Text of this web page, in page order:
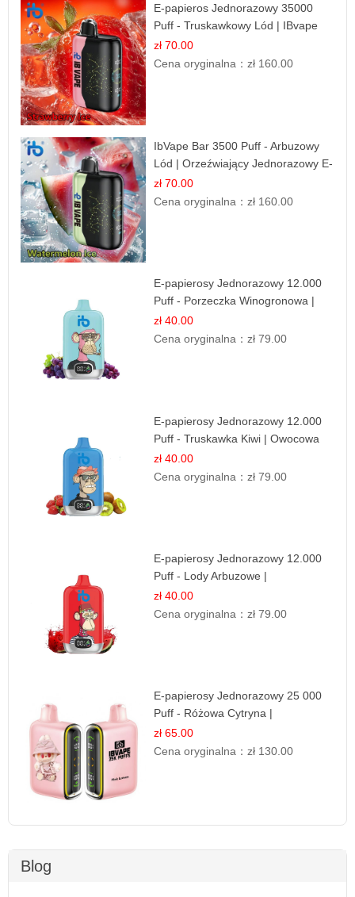
E-papieros Jednorazowy 35000
Puff - Truskawkowy Lód | IBvape
zł 70.00
Cena oryginalna：zł 160.00
IbVape Bar 3500 Puff - Arbuzowy
Lód | Orzeźwiający Jednorazowy E-
papieros
zł 70.00
Cena oryginalna：zł 160.00
E-papierosy Jednorazowy 12.000
Puff - Porzeczka Winogronowa |
Owocowa Moc
zł 40.00
Cena oryginalna：zł 79.00
E-papierosy Jednorazowy 12.000
Puff - Truskawka Kiwi | Owocowa
Równowaga
zł 40.00
Cena oryginalna：zł 79.00
E-papierosy Jednorazowy 12.000
Puff - Lody Arbuzowe |
Orzeźwiający Smak
zł 40.00
Cena oryginalna：zł 79.00
E-papierosy Jednorazowy 25 000
Puff - Różowa Cytryna |
Orzeźwiający Owoc
zł 65.00
Cena oryginalna：zł 130.00
Blog